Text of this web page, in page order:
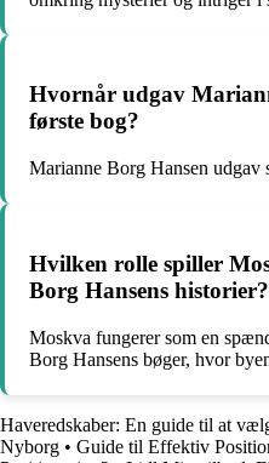
Hvornår udgav
første bog?
Marianne Borg Hansen udgav
Hvilken rolle spiller
Borg Hansens historier?
Moskva fungerer som en
Borg Hansens bøger, hvor
Haveredskaber: En guide til at
Nyborg • Guide til Effektiv